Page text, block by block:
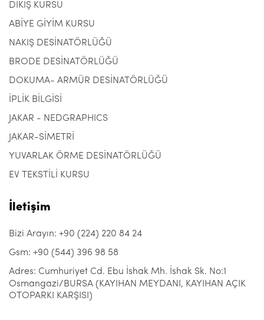
DİKİŞ KURSU
ABİYE GİYİM KURSU
NAKIŞ DESİNATÖRLÜĞÜ
BRODE DESİNATÖRLÜĞÜ
DOKUMA- ARMÜR DESİNATÖRLÜĞÜ
İPLİK BİLGİSİ
JAKAR - NEDGRAPHICS
JAKAR-SİMETRİ
YUVARLAK ÖRME DESİNATÖRLÜĞÜ
EV TEKSTİLİ KURSU
İletişim
Bizi Arayın: +90 (224) 220 84 24
Gsm: +90 (544) 396 98 58
Adres: Cumhuriyet Cd. Ebu İshak Mh. İshak Sk. No:1
Osmangazi/BURSA (KAYIHAN MEYDANI, KAYIHAN AÇIK
OTOPARKI KARŞISI)